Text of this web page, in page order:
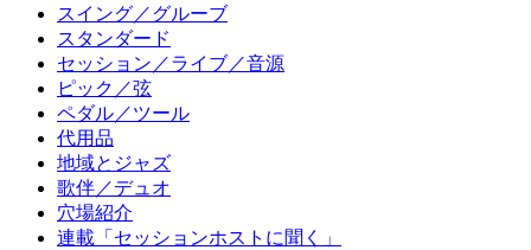
スイング／グルーブ
スタンダード
セッション／ライブ／音源
ピック／弦
ペダル／ツール
代用品
地域とジャズ
歌伴／デュオ
穴場紹介
連載「セッションホストに聞く」